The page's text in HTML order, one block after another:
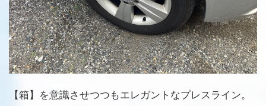
【箱】を意識させつつもエレガントなプレスライン。